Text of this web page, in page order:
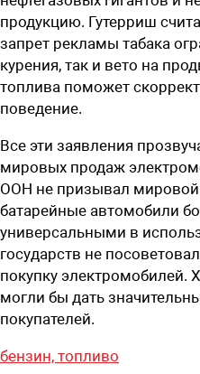
продукцию. Гутерриш
запрет рекламы табака
курения, так и вето на
топлива поможет
поведение.
Все эти заявления
мировых продаж
ООН не призывал мировой
батарейные автомобили
универсальными в
государств не
покупку электромобилей.
могли бы дать
покупателей.
бензин, топливо